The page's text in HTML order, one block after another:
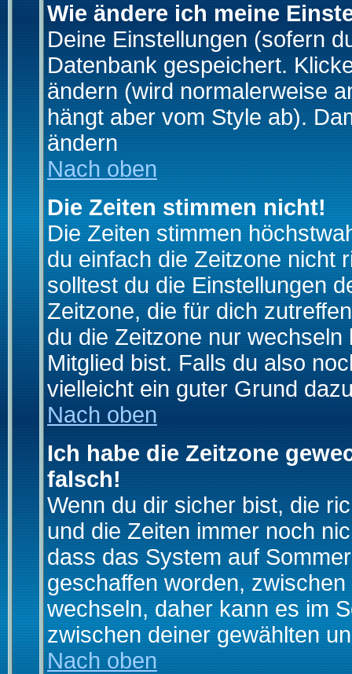
Wie ändere ich meine
Deine Einstellungen (sofern
Datenbank gespeichert.
ändern (wird normalerweise
hängt aber vom Style ab).
ändern
Nach oben
Die Zeiten stimmen nicht!
Die Zeiten stimmen
du einfach die Zeitzone nicht
solltest du die Einstellungen
Zeitzone, die für dich
du die Zeitzone nur
Mitglied bist. Falls du also
vielleicht ein guter Grund
Nach oben
Ich habe die Zeitzone
falsch!
Wenn du dir sicher bist, die
und die Zeiten immer noch
dass das System auf
geschaffen worden,
wechseln, daher kann es im
zwischen deiner gewählten
Nach oben